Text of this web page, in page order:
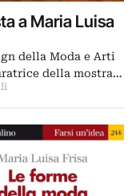
a Maria Luisa
della Moda e Arti
della mostra…